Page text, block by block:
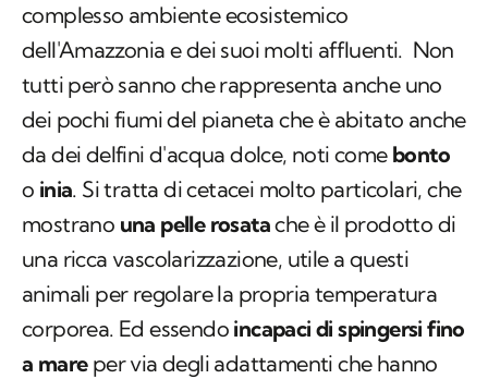
complesso ambiente ecosistemico
dell'Amazzonia e dei suoi molti affluenti. Non
tutti però sanno che rappresenta anche uno
dei pochi fiumi del pianeta che è abitato anche
da dei delfini d'acqua dolce, noti come bonto
o inia. Si tratta di cetacei molto particolari, che
mostrano una pelle rosatache è il prodotto di
una ricca vascolarizzazione, utile a questi
animali per regolare la propria temperatura
corporea. Ed essendo incapaci di spingersi fino
a mareper via degli adattamenti che hanno